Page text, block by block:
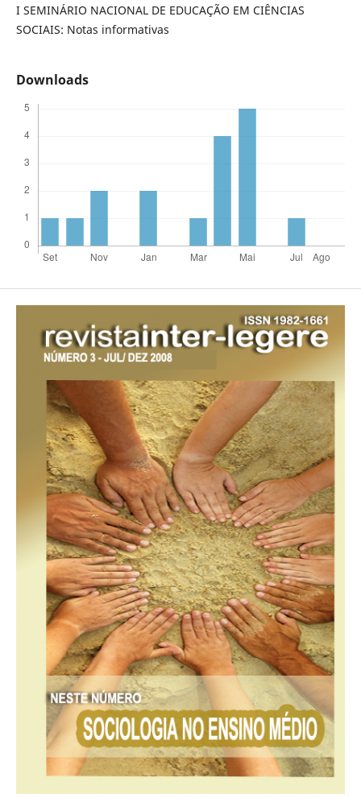
I SEMINÁRIO NACIONAL DE EDUCAÇÃO EM CIÊNCIAS
SOCIAIS: Notas informativas
Downloads